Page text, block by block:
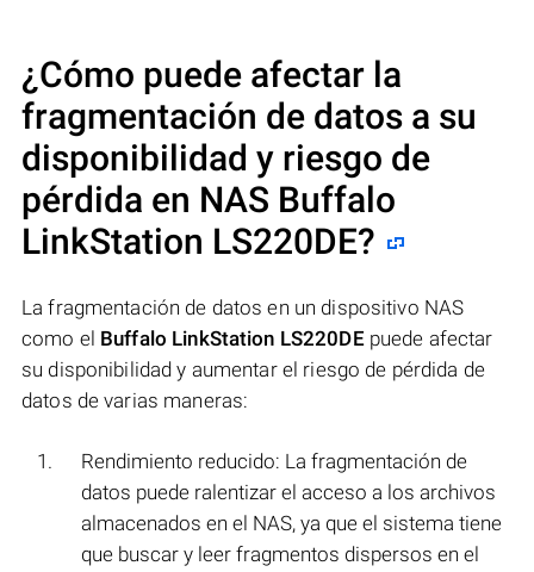
¿Cómo puede afectar la
fragmentación de datos a su
disponibilidad y riesgo de
pérdida en NAS Buffalo
LinkStation LS220DE?
La fragmentación de datos en un dispositivo NAS
como el Buffalo LinkStation LS220DEpuede afectar
su disponibilidad y aumentar el riesgo de pérdida de
datos de varias maneras:
Rendimiento reducido: La fragmentación de
datos puede ralentizar el acceso a los archivos
almacenados en el NAS, ya que el sistema tiene
que buscar y leer fragmentos dispersos en el